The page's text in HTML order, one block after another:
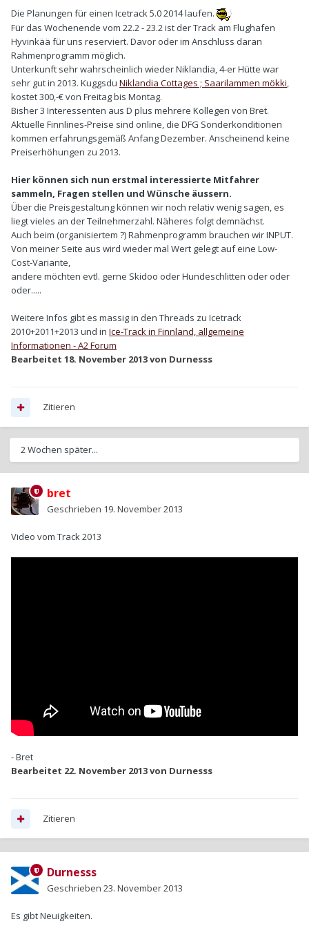
Die Planungen für einen Icetrack 5.0 2014 laufen.
Für das Wochenende vom 22.2 - 23.2 ist der Track am Flughafen
Hyvinkää für uns reserviert. Davor oder im Anschluss daran
Rahmenprogramm möglich.
Unterkunft sehr wahrscheinlich wieder Niklandia, 4-er Hütte war
sehr gut in 2013. Kuggsdu Niklandia Cottages ; Saarilammen mökki,
kostet 300,-€ von Freitag bis Montag.
Bisher 3 Interessenten aus D plus mehrere Kollegen von Bret.
Aktuelle Finnlines-Preise sind online, die DFG Sonderkonditionen
kommen erfahrungsgemäß Anfang Dezember. Anscheinend keine
Preiserhöhungen zu 2013.
Hier können sich nun erstmal interessierte Mitfahrer
sammeln, Fragen stellen und Wünsche äussern.
Über die Preisgestaltung können wir noch relativ wenig sagen, es
liegt vieles an der Teilnehmerzahl. Näheres folgt demnächst.
Auch beim (organisiertem ?) Rahmenprogramm brauchen wir INPUT.
Von meiner Seite aus wird wieder mal Wert gelegt auf eine Low-
Cost-Variante,
andere möchten evtl. gerne Skidoo oder Hundeschlitten oder oder
oder.....
Weitere Infos gibt es massig in den Threads zu Icetrack
2010+2011+2013 und in Ice-Track in Finnland, allgemeine
Informationen - A2 Forum
Bearbeitet 18. November 2013von Durnesss
Zitieren
2 Wochen später...
bret
Geschrieben 19. November 2013
Video vom Track 2013
- Bret
Bearbeitet 22. November 2013von Durnesss
Zitieren
Durnesss
Geschrieben 23. November 2013
Es gibt Neuigkeiten.